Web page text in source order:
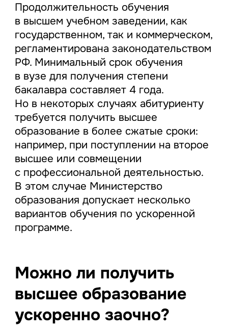
Продолжительность обучения
в высшем учебном заведении, как
государственном, так и коммерческом,
регламентирована законодательством
РФ. Минимальный срок обучения
в вузе для получения степени
бакалавра составляет 4 года.
Но в некоторых случаях абитуриенту
требуется получить высшее
образование в более сжатые сроки:
например, при поступлении на второе
высшее или совмещении
с профессиональной деятельностью.
В этом случае Министерство
образования допускает несколько
вариантов обучения по ускоренной
программе.
Можно ли получить
высшее образование
ускоренно заочно?